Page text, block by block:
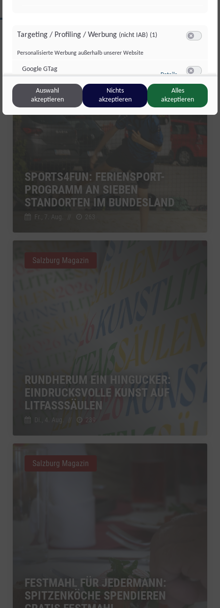
SPORTS4FUN: FERIENSPORT-
PROGRAMM AN SIEBEN
STANDORTEN IM BUNDESLAND
Fr., 7. Aug. 263
Salzburg Magazin
RUNDHERUM EIN HINGUCKER:
EINDRUCKSVOLLE KUNST AUF
LITFASSSÄULEN
Di., 4. Aug. // 239
Salzburg Magazin
FESTMAHL FÜR JEDERMANN:
SPITZENKÖCHE SPENDIEREN
Salzburg Magazin
Targeting / Profiling / Werbung (nicht IAB) (1)
Personalisierte Werbung außerhalb unserer Website
Google GTag
Google Ireland Limited, Irland Details zu Google GTag
Sonstige Inhalte(nicht IAB) (2)
YouTube
Google Ireland Limited, Irland
Auswahl
akzeptieren
Nichts
akzeptieren
Alles
akzeptieren